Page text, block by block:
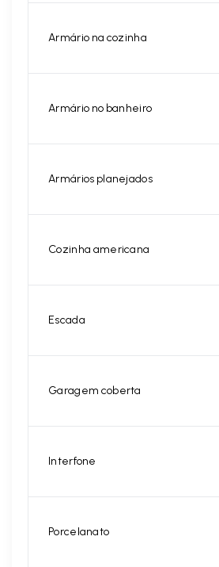
Armário na cozinha
Armário no banheiro
Armários planejados
Cozinha americana
Escada
Garagem coberta
Interfone
Porcelanato